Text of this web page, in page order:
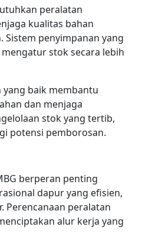
peralatan
kualitas bahan
Sistem penyimpanan yang
stok secara lebih
yang baik membantu
dan menjaga
stok yang tertib,
potensi pemborosan.
berperan penting
dapur yang efisien,
Perencanaan peralatan
alur kerja yang